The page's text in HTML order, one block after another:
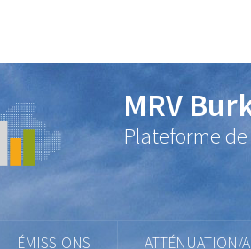
MRV
Plateforme
ÉMISSIONS ATTÉNUATION/